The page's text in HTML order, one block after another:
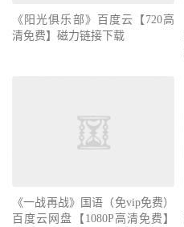
《阳光俱乐部》百度云【720高
清免费】磁力链接下载
《一战再战》国语（免vip免费）
百度云网盘【1080P高清免费】